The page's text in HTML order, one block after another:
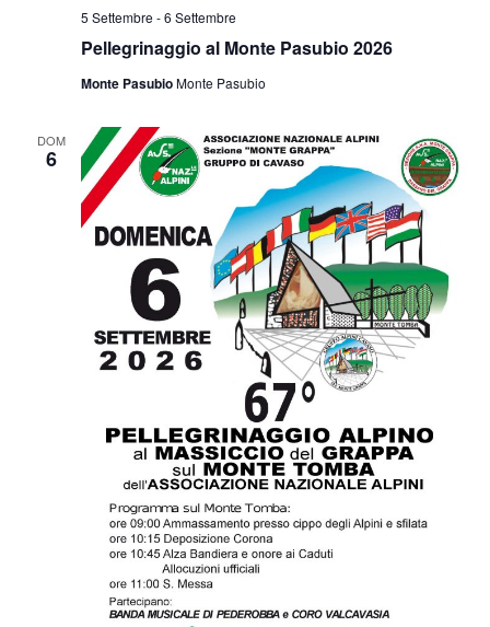
Pellegrinaggio al Monte Pasubio 2026
5 Settembre -6 Settembre
Monte PasubioMonte Pasubio
DOM
6